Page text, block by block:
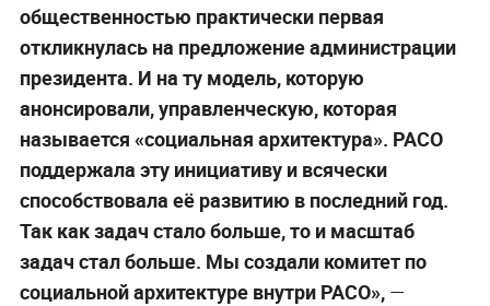
общественностью практически первая
откликнулась на предложение администрации
президента. И на ту модель, которую
анонсировали, управленческую, которая
называется «социальная архитектура». РАСО
поддержала эту инициативу и всячески
способствовала её развитию в последний год.
Так как задач стало больше, то и масштаб
задач стал больше. Мы создали комитет по
социальной архитектуре внутри РАСО»,—